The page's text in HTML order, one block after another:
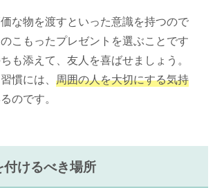
な物を渡すといった意識を持つので
こもったプレゼントを選ぶことです
も添えて、友人を喜ばせましょう。
慣には、 周囲の人を大切にする気持
のです。
けるべき場所